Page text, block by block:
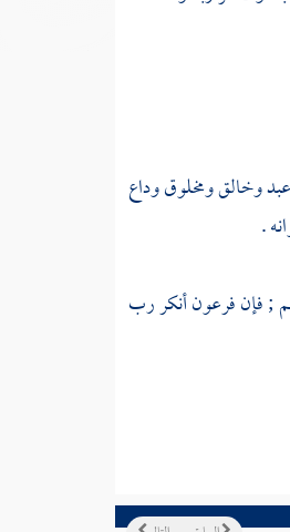
وخالق ومخلوق وداع
.
; فإنفرعونأنكر رب